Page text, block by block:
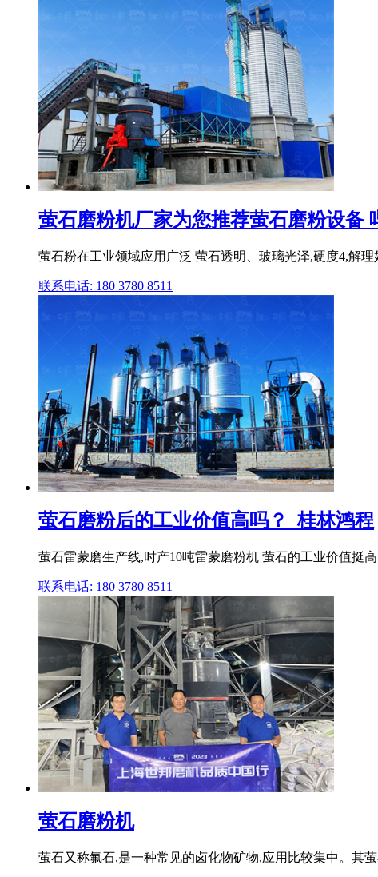
萤石磨粉机厂家为您推荐萤石磨粉设备
萤石粉在工业领域应用广泛 萤石透明、玻璃光泽,硬度4,解
联系电话: 180 3780 8511
萤石磨粉后的工业价值高吗？_桂林鸿程
萤石雷蒙磨生产线,时产10吨雷蒙磨粉机 萤石的工业价值挺
联系电话: 180 3780 8511
萤石磨粉机
萤石又称氟石,是一种常见的卤化物矿物,应用比较集中。其